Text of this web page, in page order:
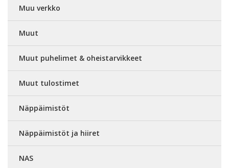
Muu verkko
Muut
Muut puhelimet & oheistarvikkeet
Muut tulostimet
Näppäimistöt
Näppäimistöt ja hiiret
NAS